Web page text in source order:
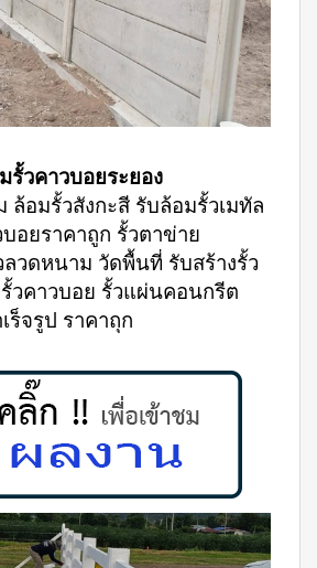
รั้วคาวบอยระยอง
ล้อมรั้วสังกะสี รับล้อมรั้วเมทัล
อยราคาถูก รั้วตาข่าย
ลวดหนาม วัดพื้นที่ รับสร้างรั้ว
วคาวบอย รั้วแผ่นคอนกรีต
ร็จรูป ราคาถุก